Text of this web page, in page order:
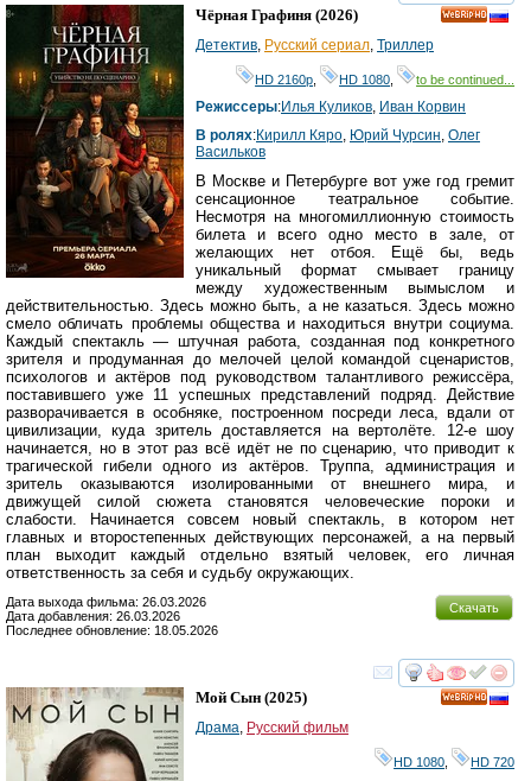
Чёрная Графиня (2026)
Детектив Русский сериал Триллер
HD 2160р HD 1080 to be continued...
Режиссеры:Илья Куликов Иван Корвин
В ролях:Кирилл Кяро Юрий Чурсин Олег
Васильков
В Москве и Петербурге вот уже год гремит
сенсационное театральное событие.
Несмотря на многомиллионную стоимость
билета и всего одно место в зале, от
желающих нет отбоя. Ещё бы, ведь
уникальный формат смывает границу
между художественным вымыслом и
действительностью. Здесь можно быть, а не казаться. Здесь можно
смело обличать проблемы общества и находиться внутри социума.
Каждый спектакль ― штучная работа, созданная под конкретного
зрителя и продуманная до мелочей целой командой сценаристов,
психологов и актёров под руководством талантливого режиссёра,
поставившего уже 11 успешных представлений подряд. Действие
разворачивается в особняке, построенном посреди леса, вдали от
цивилизации, куда зритель доставляется на вертолёте. 12-е шоу
начинается, но в этот раз всё идёт не по сценарию, что приводит к
трагической гибели одного из актёров. Труппа, администрация и
зритель оказываются изолированными от внешнего мира, и
движущей силой сюжета становятся человеческие пороки и
слабости. Начинается совсем новый спектакль, в котором нет
главных и второстепенных действующих персонажей, а на первый
план выходит каждый отдельно взятый человек, его личная
ответственность за себя и судьбу окружающих.
Скачать
Дата выхода фильма: 26.03.2026
Дата добавления: 26.03.2026
Последнее обновление: 18.05.2026
смотреть
Мой Сын (2025)
Драма Русский фильм
HD 1080 HD 720